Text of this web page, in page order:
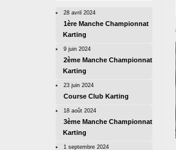
28 avril 2024
1ère Manche Championnat
Karting
9 juin 2024
2ème Manche Championnat
Karting
23 juin 2024
Course Club Karting
18 août 2024
3ème Manche Championnat
Karting
1 septembre 2024